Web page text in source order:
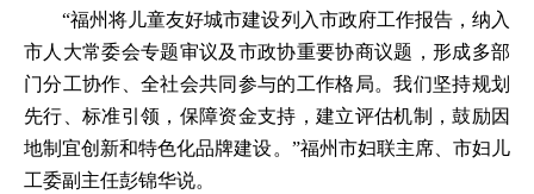
“福州将儿童友好城市建设列入市政府工作报告，纳入
市人大常委会专题审议及市政协重要协商议题，形成多部
门分工协作、全社会共同参与的工作格局。我们坚持规划
先行、标准引领，保障资金支持，建立评估机制，鼓励因
地制宜创新和特色化品牌建设。”福州市妇联主席、市妇儿
工委副主任彭锦华说。